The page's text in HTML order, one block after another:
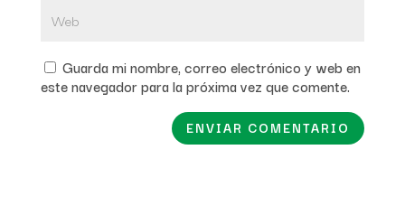
Guarda mi nombre, correo electrónico y web en
este navegador para la próxima vez que comente.